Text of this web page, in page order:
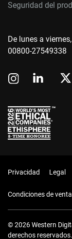
Seguridad del
De lunes a
00800-27549338
Privacidad Legal
Condiciones de venta
© 2026 Western
derechos reservados.